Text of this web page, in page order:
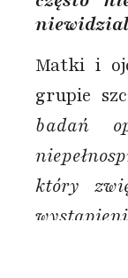
Matki i
grupie
badań
który